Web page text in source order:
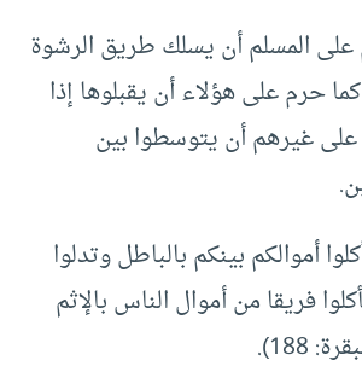
على المسلم أن يسلك طريق الرشوة
حرم على هؤلاء أن يقبلوها إذا
غيرهم أن يتوسطوا بين
أموالكم بينكم بالباطل وتدلوا
فريقا من أموال الناس بالإثم
188).